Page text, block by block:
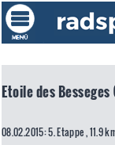
Etoile des
08.02.2015: 5. Etappe , 11.9